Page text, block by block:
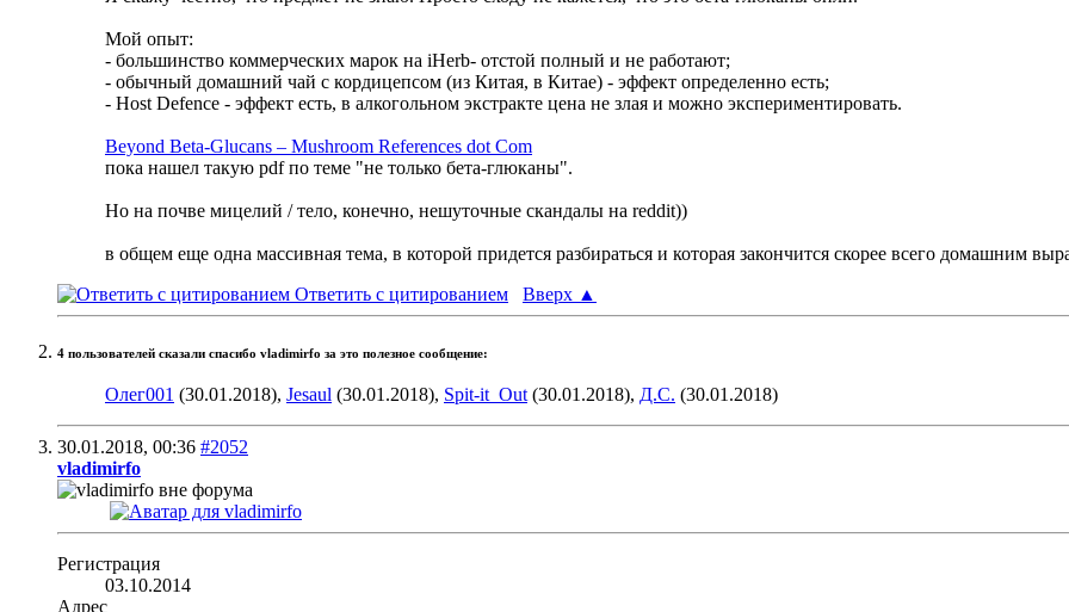
Мой опыт:
- большинство коммерческих марок на iHerb- отстой полный и не работают;
- обычный домашний чай с кордицепсом (из Китая, в Китае) - эффект определенно есть;
- Host Defence - эффект есть, в алкогольном экстракте цена не злая и можно экспериментировать.
Beyond Beta-Glucans – Mushroom References dot Com
пока нашел такую pdf по теме "не только бета-глюканы".
Но на почве мицелий / тело, конечно, нешуточные скандалы на reddit))
в общем еще одна массивная тема, в которой придется разбираться и которая закончится скорее всего домашним
Ответить с цитированием
Вверх ▲
4 пользователей сказали cпасибо vladimirfo за это полезное сообщение:
Олег001 (30.01.2018), Jesaul (30.01.2018), Spit-it_Out (30.01.2018), Д.С. (30.01.2018)
30.01.2018, 00:36 #2052
vladimirfo
Регистрация
03.10.2014
Адрес